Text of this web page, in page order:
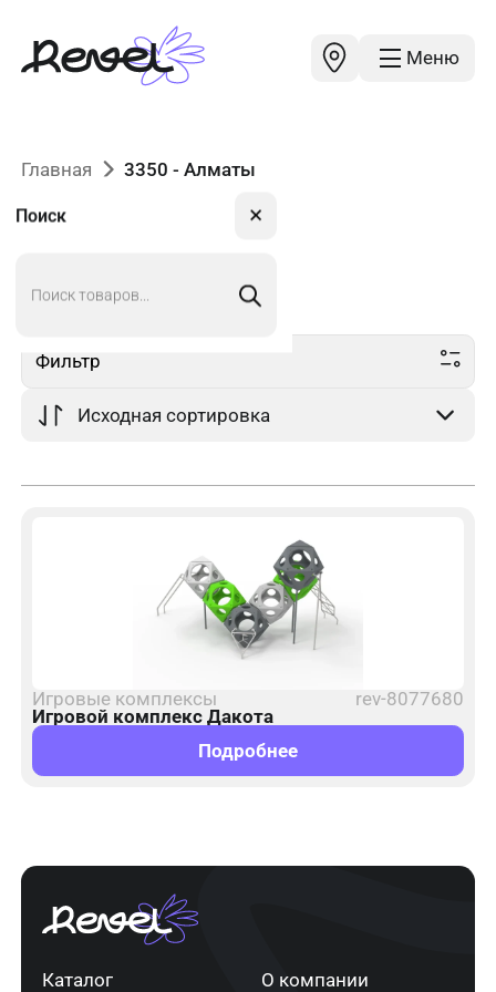
Меню
Поиск ✕
Главная 3350 - Алматы
3350в Алматы
Фильтр
Игровые комплексы
rev-8077680
Игровой комплекс Дакота
Подробнее
Каталог О компании